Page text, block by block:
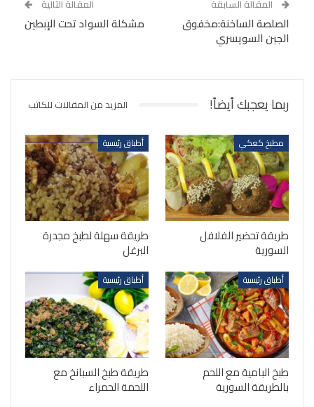
المقالة السابقة
الصلصة الساخنة:مخفوق
الجبن السويسري
المقالة التالية
مشكلة السواد تحت الإبطين
ربما يعجبك أيضاً! المزيد من المقالات للكاتب
مطبخ كعكي
طريقة تحضير الفلافل
السورية
أطباق رئيسية
طريقة سهلة لطبخ مجدرة
البرغل
أطباق رئيسية
طبخ البامية مع اللحم
بالطريقة السورية
أطباق رئيسية
طريقة طبخ السبانخ مع
اللحمة الحمراء